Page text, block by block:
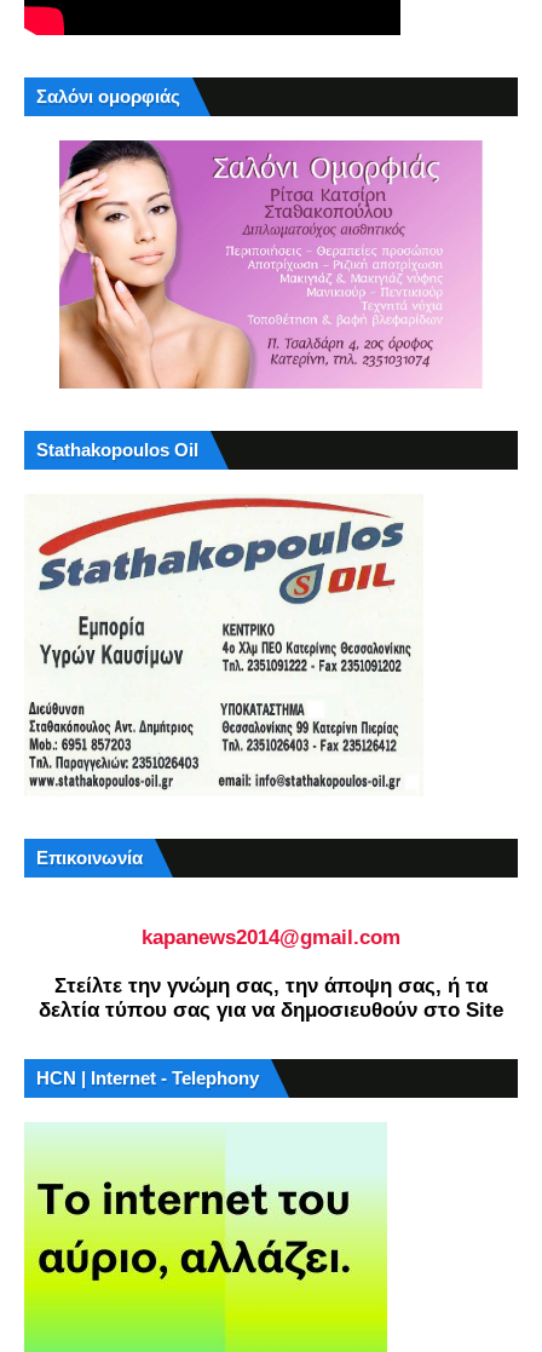
Σαλόνι ομορφιάς
Stathakopoulos Oil
Επικοινωνία
kapanews2014@gmail.com
Στείλτε την γνώμη σας, την άποψη σας, ή τα
δελτία τύπου σας για να δημοσιευθούν στο Site
HCN | Internet - Telephony